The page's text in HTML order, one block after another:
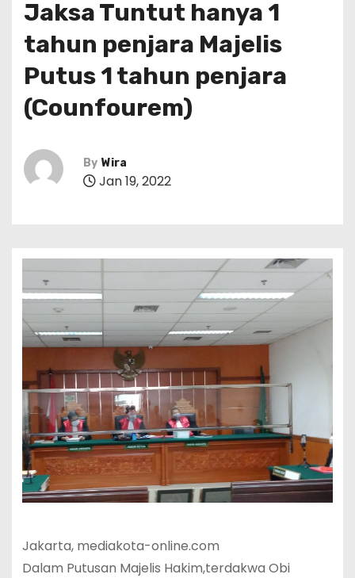
Jaksa Tuntut hanya 1
tahun penjara Majelis
Putus 1 tahun penjara
(Counfourem)
By Wira
Jan 19, 2022
Jakarta, mediakota-online.com
Dalam Putusan Majelis Hakim,terdakwa Obi